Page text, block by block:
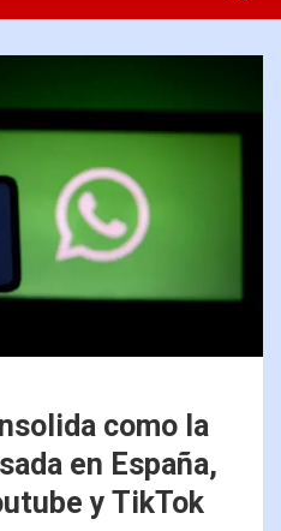
como la
en España,
y TikTok